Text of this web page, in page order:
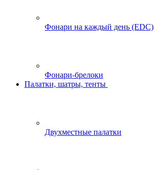
Фонари на каждый день (EDC)
Фонари-брелоки
Палатки, шатры, тенты
Двухместные палатки